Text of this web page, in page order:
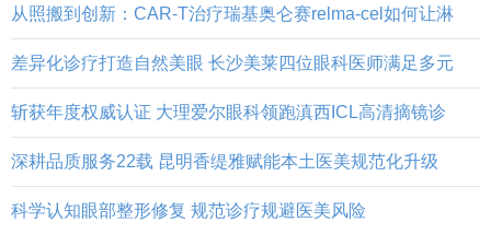
从照搬到创新：CAR-T治疗瑞基奥仑赛relma-cel如何让淋
差异化诊疗打造自然美眼 长沙美莱四位眼科医师满足多元
斩获年度权威认证 大理爱尔眼科领跑滇西ICL高清摘镜诊
深耕品质服务22载 昆明香缇雅赋能本土医美规范化升级
科学认知眼部整形修复 规范诊疗规避医美风险